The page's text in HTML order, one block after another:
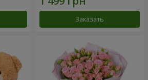
Заказать